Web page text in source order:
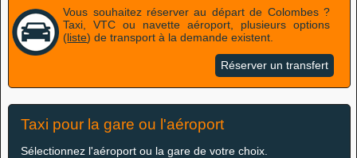
Vous souhaitez réserver au départ de Colombes ?
Taxi, VTC ou navette aéroport, plusieurs options
(liste) de transport à la demande existent.
Réserver un transfert
Taxi pour la gare ou l'aéroport
Sélectionnez l'aéroport ou la gare de votre choix.